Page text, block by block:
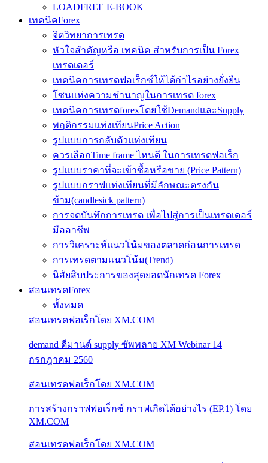
LOADFREE E-BOOK
เทคนิคForex
จิตวิทยาการเทรด
หัวใจสำคัญหรือ เทคนิค สำหรับการเป็น Forex
เทรดเดอร์
เทคนิคการเทรดฟอเร็กซ์ให้ได้กำไรอย่างยั่งยืน
โซนแห่งความชำนาญในการเทรด forex
เทคนิคการเทรดforexโดยใช้DemandและSupply
พฤติกรรมแท่งเทียนPrice Action
รูปแบบการกลับตัวแท่งเทียน
ควรเลือกTime frame ไหนดี ในการเทรดฟอเร็ก
รูปแบบราคาที่จะเข้าซื้อหรือขาย (Price Pattern)
รูปแบบกราฟแท่งเทียนที่มีลักษณะตรงกัน
ข้าม(candlesick pattern)
การจดบันทึกการเทรด เพื่อไปสู่การเป็นเทรดเดอร์
มืออาชีพ
การวิเคราะห์แนวโน้มของตลาดก่อนการเทรด
การเทรดตามแนวโน้ม(Trend)
นิสัยสิบประการของสุดยอดนักเทรด Forex
สอนเทรดForex
ทั้งหมด
สอนเทรดฟอเร็กโดย XM.COM
demand ดีมานด์ supply ซัพพลาย XM Webinar 14
กรกฎาคม 2560
สอนเทรดฟอเร็กโดย XM.COM
การสร้างกราฟฟอเร็กซ์ กราฟเกิดได้อย่างไร (EP.1) โดย
XM.COM
สอนเทรดฟอเร็กโดย XM.COM